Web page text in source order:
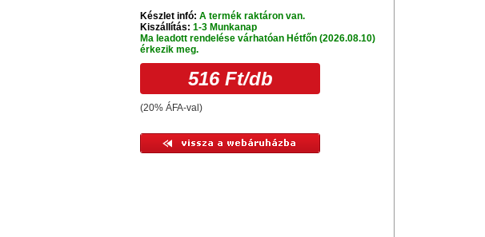
Készlet infó: A termék raktáron van.
Kiszállítás: 1-3 Munkanap
Ma leadott rendelése várhatóan Hétfőn (2026.08.10)
érkezik meg.
516 Ft/db
(20% ÁFA-val)